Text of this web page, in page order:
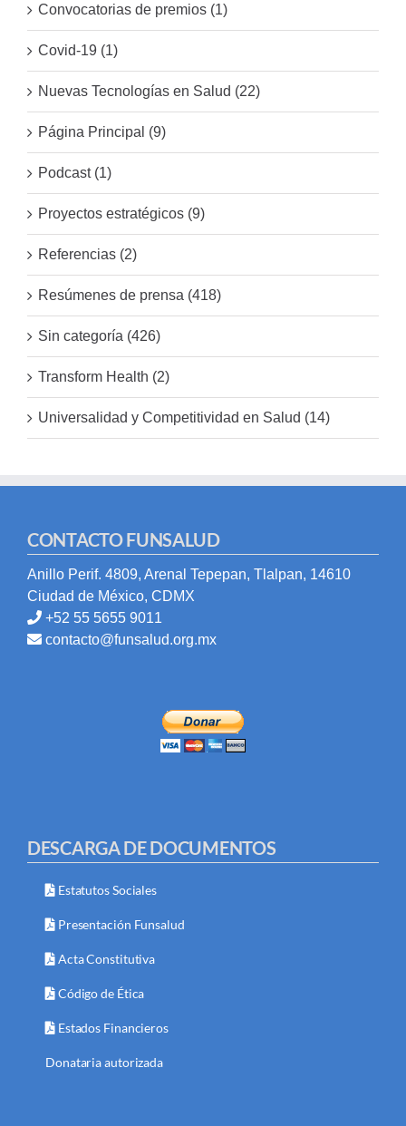
Convocatorias de premios (1)
Covid-19 (1)
Nuevas Tecnologías en Salud (22)
Página Principal (9)
Podcast (1)
Proyectos estratégicos (9)
Referencias (2)
Resúmenes de prensa (418)
Sin categoría (426)
Transform Health (2)
Universalidad y Competitividad en Salud (14)
CONTACTO FUNSALUD
Anillo Perif. 4809, Arenal Tepepan, Tlalpan, 14610
Ciudad de México, CDMX
+52 55 5655 9011
contacto@funsalud.org.mx
DESCARGA DE DOCUMENTOS
Estatutos Sociales
Presentación Funsalud
Acta Constitutiva
Código de Ética
Estados Financieros
Donataria autorizada